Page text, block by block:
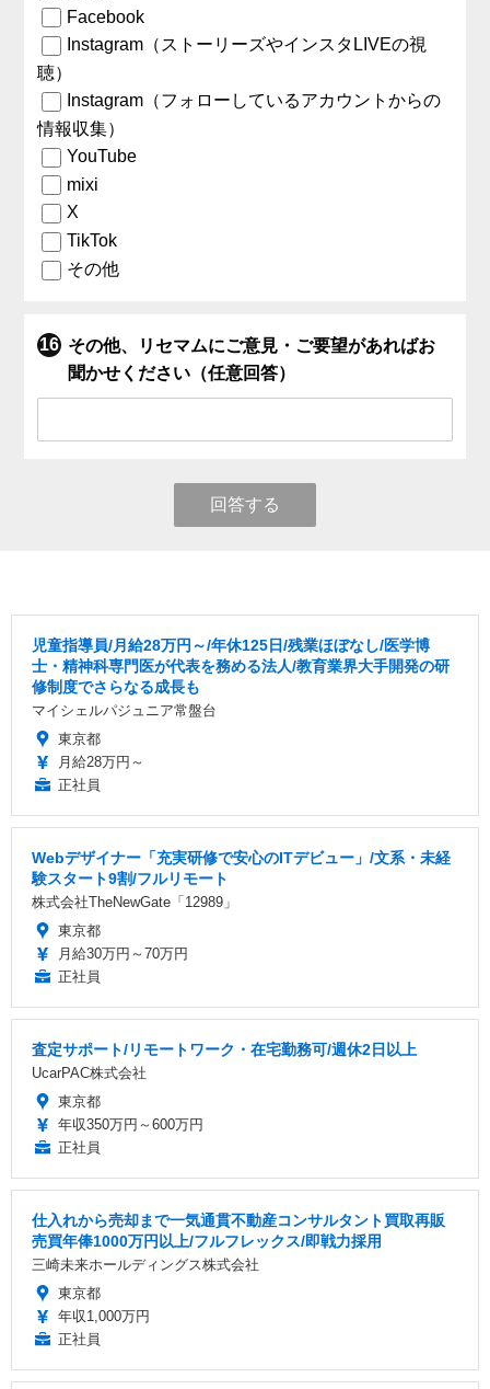
Facebook
Instagram（ストーリーズやインスタLIVEの視
聴）
Instagram（フォローしているアカウントからの
情報収集）
YouTube
mixi
X
TikTok
その他
その他、リセマムにご意見・ご要望があればお
聞かせください（任意回答）
回答する
児童指導員/月給28万円～/年休125日/残業ほぼなし/医学博
士・精神科専門医が代表を務める法人/教育業界大手開発の研
修制度でさらなる成長も
マイシェルパジュニア常盤台
東京都
月給28万円～
正社員
Webデザイナー「充実研修で安心のITデビュー」/文系・未経
験スタート9割/フルリモート
株式会社TheNewGate「12989」
東京都
月給30万円～70万円
正社員
査定サポート/リモートワーク・在宅勤務可/週休2日以上
UcarPAC株式会社
東京都
年収350万円～600万円
正社員
仕入れから売却まで一気通貫不動産コンサルタント買取再販
売買年俸1000万円以上/フルフレックス/即戦力採用
三崎未来ホールディングス株式会社
東京都
年収1,000万円
正社員